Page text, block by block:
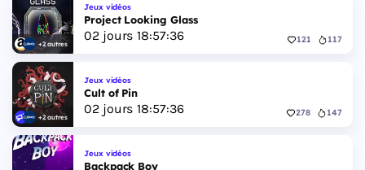
+2 autres
Jeux vidéos
Project Looking Glass
02jours 18:57:35 121 117
+2 autres
Jeux vidéos
Cult of Pin
02jours 18:57:35 278 147
Jeux vidéos
Backpack Boy